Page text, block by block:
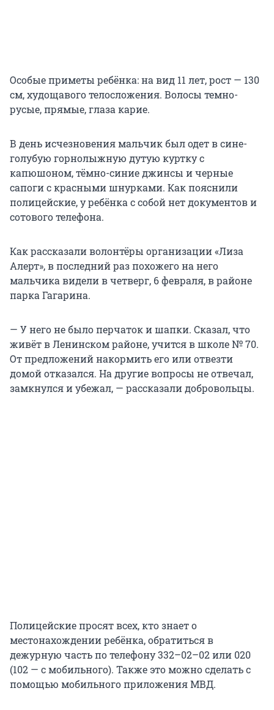
Особые приметы ребёнка: на вид 11 лет, рост — 130
см, худощавого телосложения. Волосы темно-
русые, прямые, глаза карие.
В день исчезновения мальчик был одет в сине-
голубую горнолыжную дутую куртку с
капюшоном, тёмно-синие джинсы и черные
сапоги с красными шнурками. Как пояснили
полицейские, у ребёнка с собой нет документов и
сотового телефона.
Как рассказали волонтёры организации «Лиза
Алерт», в последний раз похожего на него
мальчика видели в четверг, 6 февраля, в районе
парка Гагарина.
— У него не было перчаток и шапки. Сказал, что
живёт в Ленинском районе, учится в школе № 70.
От предложений накормить его или отвезти
домой отказался. На другие вопросы не отвечал,
замкнулся и убежал, — рассказали добровольцы.
Полицейские просят всех, кто знает о
местонахождении ребёнка, обратиться в
дежурную часть по телефону 332–02–02 или 020
(102 — с мобильного). Также это можно сделать с
помощью мобильного приложения МВД.